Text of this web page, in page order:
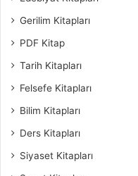
Gerilim Kitapları
PDF Kitap
Tarih Kitapları
Felsefe Kitapları
Bilim Kitapları
Ders Kitapları
Siyaset Kitapları